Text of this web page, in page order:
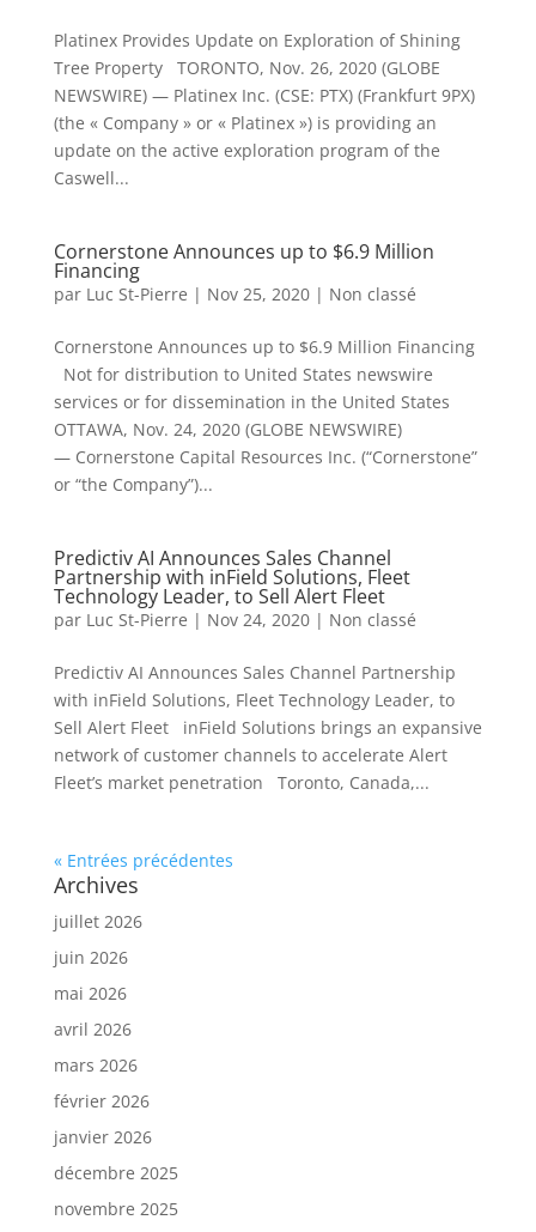
Platinex Provides Update on Exploration of Shining
Tree Property TORONTO, Nov. 26, 2020 (GLOBE
NEWSWIRE) — Platinex Inc. (CSE: PTX) (Frankfurt 9PX)
(the « Company » or « Platinex ») is providing an
update on the active exploration program of the
Caswell...
Cornerstone Announces up to $6.9 Million
Financing
par Luc St-Pierre | Nov 25, 2020| Non classé
Cornerstone Announces up to $6.9 Million Financing
Not for distribution to United States newswire
services or for dissemination in the United States
OTTAWA, Nov. 24, 2020 (GLOBE NEWSWIRE)
— Cornerstone Capital Resources Inc. (“Cornerstone”
or “the Company”)...
Predictiv AI Announces Sales Channel
Partnership with inField Solutions, Fleet
Technology Leader, to Sell Alert Fleet
par Luc St-Pierre | Nov 24, 2020| Non classé
Predictiv AI Announces Sales Channel Partnership
with inField Solutions, Fleet Technology Leader, to
Sell Alert Fleet inField Solutions brings an expansive
network of customer channels to accelerate Alert
Fleet’s market penetration Toronto, Canada,...
« Entrées précédentes
Archives
juillet 2026
juin 2026
mai 2026
avril 2026
mars 2026
février 2026
janvier 2026
décembre 2025
novembre 2025